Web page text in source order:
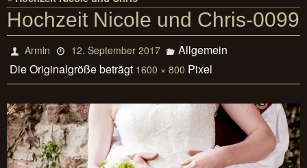
Hochzeit Nicole und Chris-0099
Armin 12. September 2017
Allgemein
Die Originalgröße beträgt 1600 × 800 Pixel